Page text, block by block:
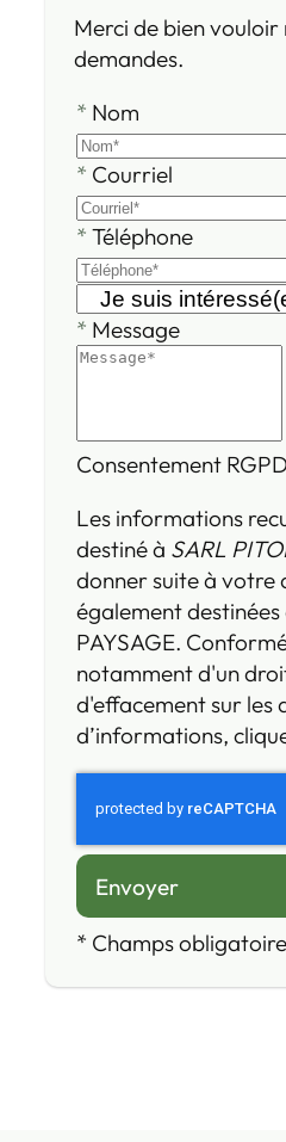
Merci de bien
demandes.
* Nom
* Courriel
*Téléphone
* Message
Consentement RGPD
Les informations
destiné à SARL
donner suite à votre
également
PAYSAGE.
notamment d'un
d'effacement sur les
d’informations,
* Champs